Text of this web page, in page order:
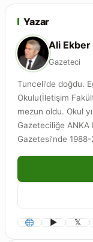
Yazar
Ali Ekber
Gazeteci
Tunceli’de doğdu.
Okulu(İletişim
mezun oldu. Okul
Gazeteciliğe ANKA
Gazetesi’nde
▶ 𝕏